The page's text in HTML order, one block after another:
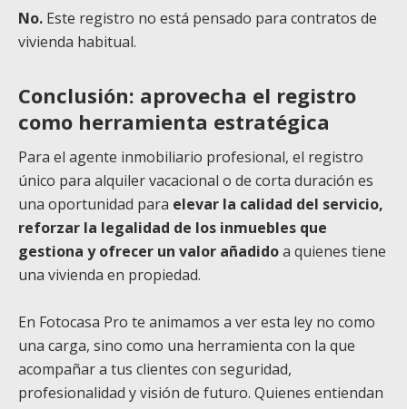
No. Este registro no está pensado para contratos de
vivienda habitual.
Conclusión: aprovecha el registro
como herramienta estratégica
Para el agente inmobiliario profesional, el registro
único para alquiler vacacional o de corta duración es
una oportunidad para elevar la calidad del servicio,
reforzar la legalidad de los inmuebles que
gestiona y ofrecer un valor añadidoa quienes tiene
una vivienda en propiedad.
En Fotocasa Pro te animamos a ver esta ley no como
una carga, sino como una herramienta con la que
acompañar a tus clientes con seguridad,
profesionalidad y visión de futuro. Quienes entiendan